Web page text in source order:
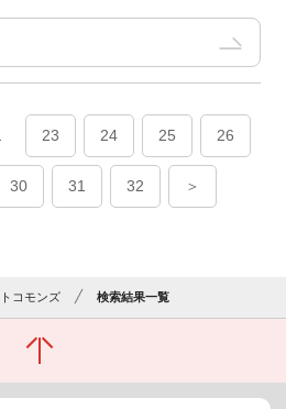
23 24 25 26
30 31 32 ＞
コモンズ 検索結果一覧